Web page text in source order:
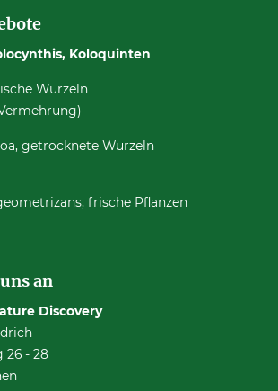
Koloquinten
Wurzeln
getrocknete Wurzeln
frische Pflanzen
an
Discovery
26 - 28